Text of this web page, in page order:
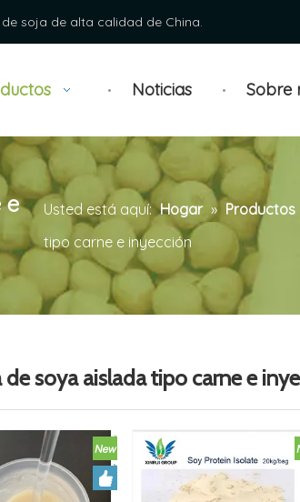
soja de alta calidad de China.
Noticias Sobre
e
Usted está aquí: Hogar » Productos
tipo carne e inyección
de soya aislada tipo carne e